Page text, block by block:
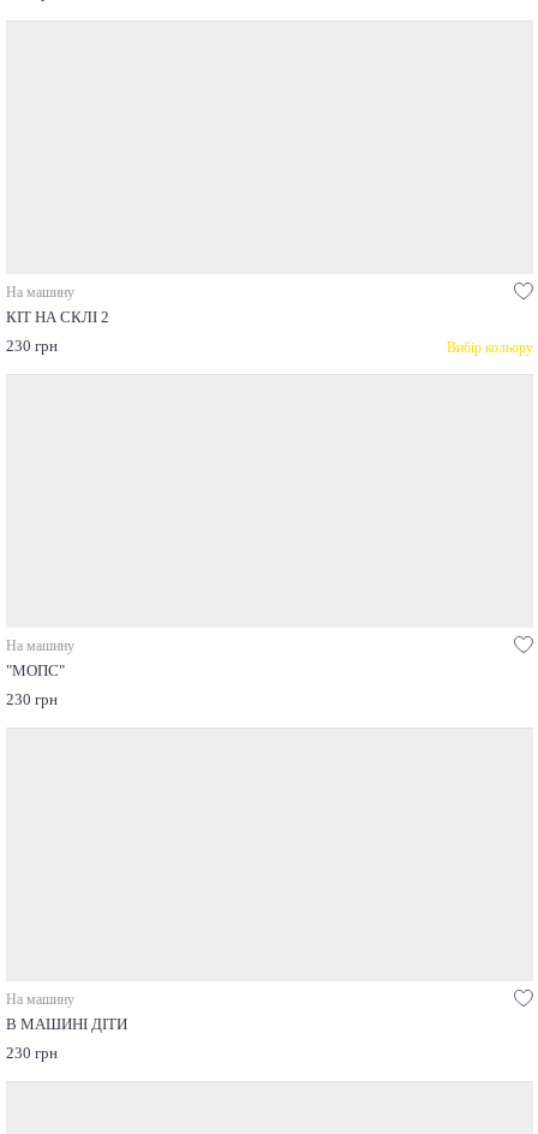
На машину
КІТ НА СКЛІ 2
230 грн
Вибір кольору
На машину
"МОПС"
230 грн
На машину
В МАШИНІ ДІТИ
230 грн